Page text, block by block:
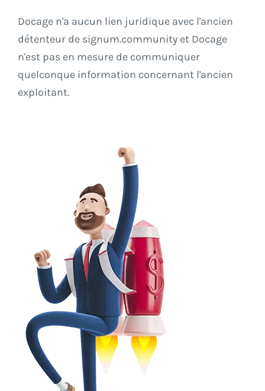
Docage n'a aucun lien juridique avec l'ancien
détenteur de signum.community et Docage
n'est pas en mesure de communiquer
quelconque information concernant l'ancien
exploitant.